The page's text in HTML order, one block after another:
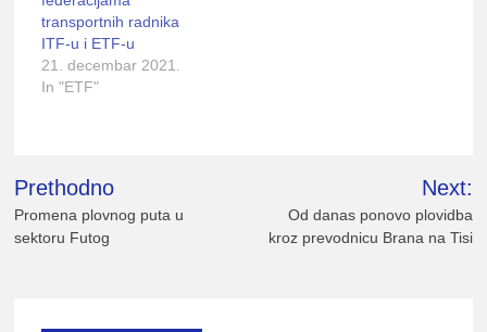
transportnih radnika
ITF-u i ETF-u
21. decembar 2021.
In "ETF"
Kretanje
članka
Prethodno
Promena plovnog puta u
sektoru Futog
Next:
Od danas ponovo plovidba
kroz prevodnicu Brana na Tisi